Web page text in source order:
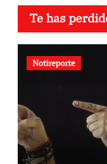
Te has
Notireporte